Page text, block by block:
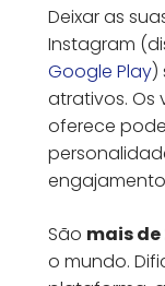
Deixar as
Instagram
Google Play)
atrativos. Os
oferece
São mais de
o mundo.